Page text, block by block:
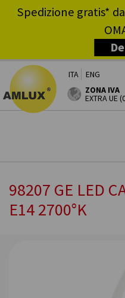
Spedizione gratis*
ITA
ENG
ZONA IVA
EXTRA UE
98207 GE LED
E14 2700°K